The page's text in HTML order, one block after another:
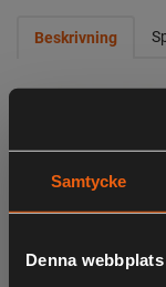
Samtycke
Denna
Beskrivning
maxtryck på 110
- Elektrisk motor